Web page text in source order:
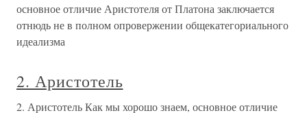
основное отличие Аристотеля от Платона заключается
отнюдь не в полном опровержении общекатегориального
идеализма
2. Аристотель
2. Аристотель Как мы хорошо знаем, основное отличие